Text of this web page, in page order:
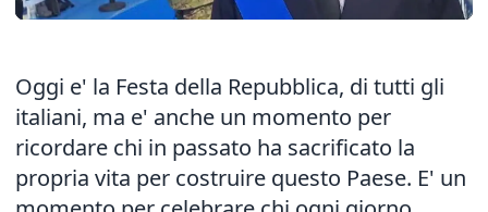
Oggi e' la Festa della Repubblica, di tutti gli
italiani, ma e' anche un momento per
ricordare chi in passato ha sacrificato la
propria vita per costruire questo Paese. E' un